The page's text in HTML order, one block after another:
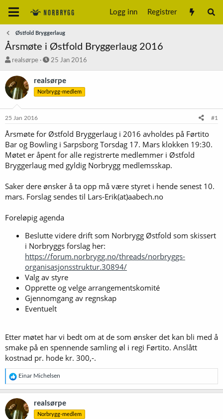
Logg inn Registrer
Østfold Bryggerlaug
Årsmøte i Østfold Bryggerlaug 2016
T
å
d
s
t
r
realsørpe
S
a
r
t
o
25 Jan 2016
realsørpe
Norbrygg-medlem
25 Jan 2016 #1
Årsmøte for Østfold Bryggerlaug i 2016 avholdes på Førtito
Bar og Bowling i Sarpsborg Torsdag 17. Mars klokken 19:30.
Møtet er åpent for alle registrerte medlemmer i Østfold
Bryggerlaug med gyldig Norbrygg medlemsskap.
Saker dere ønsker å ta opp må være styret i hende senest 10.
mars. Forslag sendes til Lars-Erik(at)aabech.no
Foreløpig agenda
Beslutte videre drift som Norbrygg Østfold som skissert
i Norbryggs forslag her:
https://forum.norbrygg.no/threads/norbryggs-
organisasjonsstruktur.30894/
Valg av styre
Opprette og velge arrangementskomité
Gjennomgang av regnskap
Eventuelt
Etter møtet har vi bedt om at de som ønsker det kan bli med å
smake på en spennende samling øl i regi Førtito. Anslått
kostnad pr. hode kr. 300,-.
R
e
a
k
j
Einar Michelsen
realsørpe
Norbrygg-medlem